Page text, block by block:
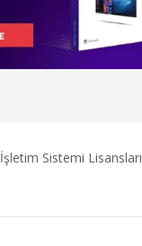
İşletim Sistemi Lisansları